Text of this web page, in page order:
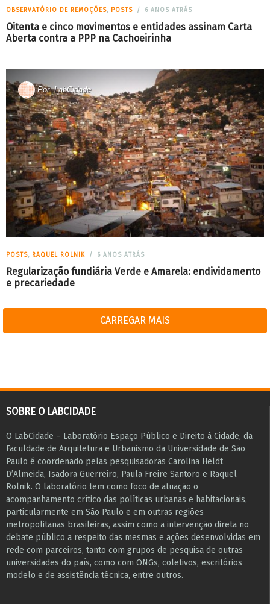
OBSERVATÓRIO DE REMOÇÕES, POSTS 6 ANOS ATRÁS
Oitenta e cinco movimentos e entidades assinam Carta
Aberta contra a PPP na Cachoeirinha
PorLabCidade
POSTS, RAQUEL ROLNIK 6 ANOS ATRÁS
Regularização fundiária Verde e Amarela: endividamento
e precariedade
CARREGAR MAIS
SOBRE O LABCIDADE
O LabCidade – Laboratório Espaço Público e Direito à Cidade, da
Faculdade de Arquitetura e Urbanismo da Universidade de São
Paulo é coordenado pelas pesquisadoras Carolina Heldt
D’Almeida, Isadora Guerreiro, Paula Freire Santoro e Raquel
Rolnik. O laboratório tem como foco de atuação o
acompanhamento crítico das políticas urbanas e habitacionais,
particularmente em São Paulo e ​em outras regiões
metropolitanas brasileiras, assim como a intervenção direta no
debate público a respeito das mesmas e ações desenvolvidas em
r​e​de com parceiros, tanto com grupos de pesquisa ​de outras
universidades do país, como com ONGs, coletivos, escritórios
modelo e de assistência técnica​, entre outros​.